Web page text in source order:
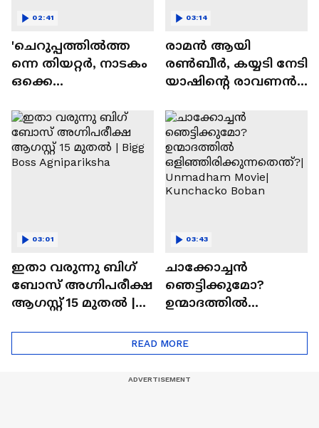
'ചെറുപ്പത്തിൽത്ത
ന്നെ തിയറ്റർ, നാടകം
ഒക്കെ
ചെയ്യാനുള്ള
ആത്മവിശ്വാസമുണ്ടാ
യിരുന്നില്ല'
02:41
രാമന്‍ ആയി
രൺബീർ, കയ്യടി നേടി
യാഷിന്റെ രാവണൻ;
രാമായണ ട്രെയിലർ
എത്തി | Ramayana
Movie
03:14
ഇതാ വരുന്നു ബിഗ്
ബോസ് അഗ്നിപരീക്ഷ
ആഗസ്റ്റ് 15 മുതൽ |
03:01
ചാക്കോച്ചന്‍
ഞെട്ടിക്കുമോ?
ഉന്മാദത്തിൽ
ന്ത്?| Unmadham
Movie| Kunchacko
03:43
READ MORE